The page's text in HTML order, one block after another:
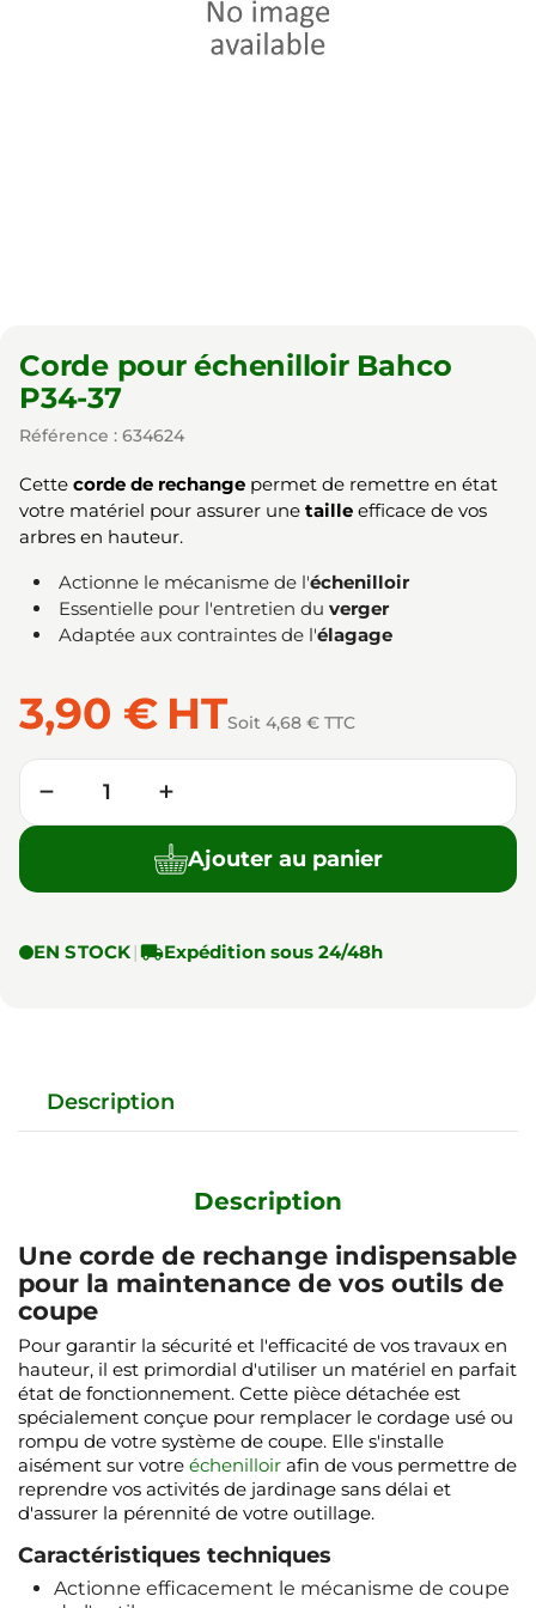
Corde pour échenilloir Bahco
P34-37
Référence : 634624
Cette corde de rechange permet de remettre en état
votre matériel pour assurer une taille efficace de vos
arbres en hauteur.
Actionne le mécanisme de l'échenilloir
Essentielle pour l'entretien du verger
Adaptée aux contraintes de l'élagage
3,90 € HTSoit 4,68 € TTC
Quantité
− +
Ajouter au panier
EN STOCK |Expédition sous 24/48h
Description
Description
Une corde de rechange indispensable
pour la maintenance de vos outils de
coupe
Pour garantir la sécurité et l'efficacité de vos travaux en
hauteur, il est primordial d'utiliser un matériel en parfait
état de fonctionnement. Cette pièce détachée est
spécialement conçue pour remplacer le cordage usé ou
rompu de votre système de coupe. Elle s'installe
aisément sur votre échenilloir afin de vous permettre de
reprendre vos activités de jardinage sans délai et
d'assurer la pérennité de votre outillage.
Caractéristiques techniques
Actionne efficacement le mécanisme de coupe